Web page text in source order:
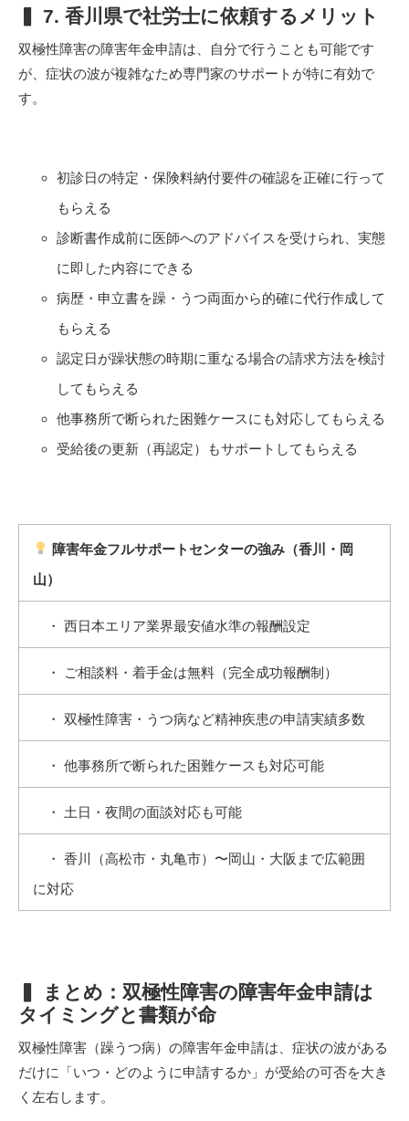
▍ 7. 香川県で社労士に依頼するメリット
双極性障害の障害年金申請は、自分で行うことも可能です
が、症状の波が複雑なため専門家のサポートが特に有効で
す。
初診日の特定・保険料納付要件の確認を正確に行って
もらえる
診断書作成前に医師へのアドバイスを受けられ、実態
に即した内容にできる
病歴・申立書を躁・うつ両面から的確に代行作成して
もらえる
認定日が躁状態の時期に重なる場合の請求方法を検討
してもらえる
他事務所で断られた困難ケースにも対応してもらえる
受給後の更新（再認定）もサポートしてもらえる
障害年金フルサポートセンターの強み（香川・岡
山）
・ 西日本エリア業界最安値水準の報酬設定
・ ご相談料・着手金は無料（完全成功報酬制）
・ 双極性障害・うつ病など精神疾患の申請実績多数
・ 他事務所で断られた困難ケースも対応可能
・ 土日・夜間の面談対応も可能
・ 香川（高松市・丸亀市）〜岡山・大阪まで広範囲
に対応
▍ まとめ：双極性障害の障害年金申請は
タイミングと書類が命
双極性障害（躁うつ病）の障害年金申請は、症状の波がある
だけに「いつ・どのように申請するか」が受給の可否を大き
く左右します。